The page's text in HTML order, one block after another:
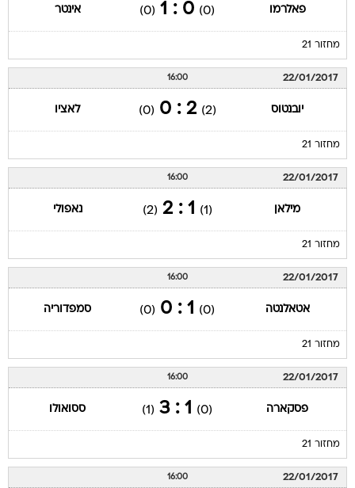
פאלרמו (0)
0 : 1
(0) אינטר
מחזור 21
22/01/2017
16:00
יובנטוס (2)
2 : 0
(0) לאציו
מחזור 21
22/01/2017
16:00
מילאן (1)
1 : 2
(2) נאפולי
מחזור 21
22/01/2017
16:00
אטאלנטה (0)
1 : 0
(0) סמפדוריה
מחזור 21
22/01/2017
16:00
פסקארה (0)
1 : 3
(1) ססואולו
מחזור 21
22/01/2017
16:00